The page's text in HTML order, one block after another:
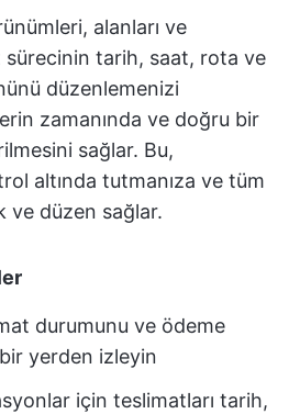
alanları ve
sürecinin tarih, saat, rota ve
düzenlemenizi
zamanında ve doğru bir
sağlar. Bu,
altında tutmanıza ve tüm
ve düzen sağlar.
durumunu ve ödeme
bir yerden izleyin
için teslimatları tarih,